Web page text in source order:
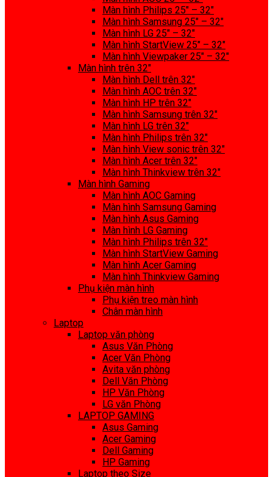
Màn hình Philips 25″ – 32″
Màn hình Samsung 25″ – 32″
Màn hình LG 25″ – 32″
Màn hình StartView 25″ – 32″
Màn hình Viewpaker 25″ – 32″
Màn hình trên 32″
Màn hình Dell trên 32″
Màn hình AOC trên 32″
Màn hình HP trên 32″
Màn hình Samsung trên 32″
Màn hình LG trên 32″
Màn hình Philips trên 32″
Màn hình View sonic trên 32″
Màn hình Acer trên 32″
Màn hình Thinkview trên 32″
Màn hình Gaming
Màn hình AOC Gaming
Màn hình Samsung Gaming
Màn hình Asus Gaming
Màn hình LG Gaming
Màn hình Philips trên 32″
Màn hình StartView Gaming
Màn hình Acer Gaming
Màn hình Thinkview Gaming
Phụ kiện màn hình
Phụ kiện treo màn hình
Chân màn hình
Laptop
Laptop văn phòng
Asus Văn Phòng
Acer Văn Phòng
Avita văn phòng
Dell Văn Phòng
HP Văn Phòng
LG văn Phòng
LAPTOP GAMING
Asus Gaming
Acer Gaming
Dell Gaming
HP Gaming
Laptop theo Size